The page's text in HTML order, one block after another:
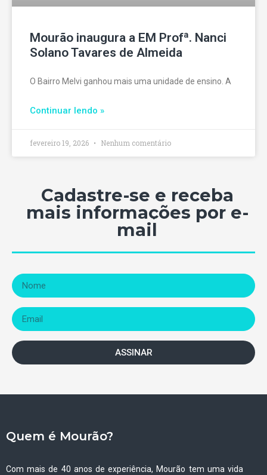
Mourão inaugura a EM Profª. Nanci
Solano Tavares de Almeida
O Bairro Melvi ganhou mais uma unidade de ensino. A
Continuar lendo »
fevereiro 19, 2026 Nenhum comentário
Cadastre-se e receba
mais informações por e-
mail
ASSINAR
Quem é Mourão?
Com mais de 40 anos de experiência, Mourão tem uma vida